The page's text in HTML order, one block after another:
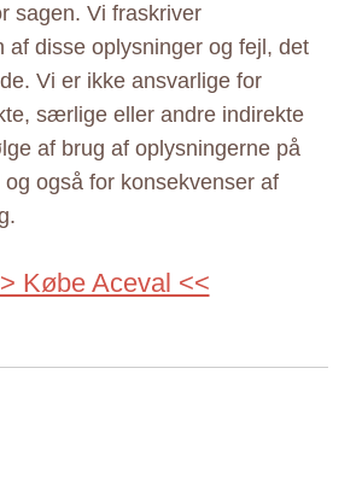
sagen. Vi fraskriver
af disse oplysninger og fejl, det
Vi er ikke ansvarlige for
særlige eller andre indirekte
af brug af oplysningerne på
også for konsekvenser af
Købe Aceval <<